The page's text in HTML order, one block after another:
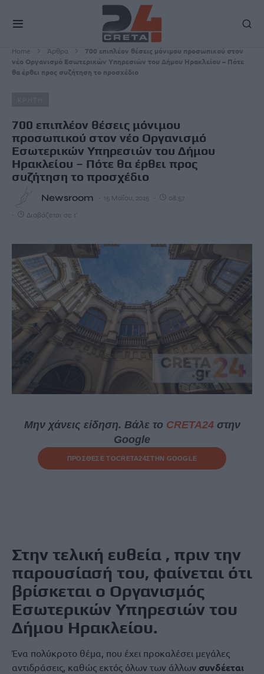
Home Άρθρα
700 επιπλέον θέσεις μόνιμου προσωπικού στον
νέο Οργανισμό Εσωτερικών Υπηρεσιών του Δήμου Ηρακλείου – Πότε
θα έρθει προς συζήτηση το προσχέδιο
700 επιπλέον θέσεις μόνιμου
προσωπικού στον νέο Οργανισμό
Εσωτερικών Υπηρεσιών του Δήμου
Ηρακλείου – Πότε θα έρθει προς
συζήτηση το προσχέδιο
Newsroom 15 Μαΐου, 2025 08:57
Διαβάζεται σε 1'
Μην χάνεις είδηση. Βάλε το CRETA24στην
Google
ΠΡΟΣΘΕΣΕ ΤΟCRETA24ΣΤΗΝ GOOGLE
Στην τελική ευθεία , πριν την
παρουσίασή του, φαίνεται ότι
βρίσκεται ο Οργανισμός
Εσωτερικών Υπηρεσιών του
Δήμου Ηρακλείου.
Ένα πολύκροτο θέμα, που έχει προκαλέσει μεγάλες
αντιδράσεις, καθώς εκτός όλων των άλλων συνδέεται